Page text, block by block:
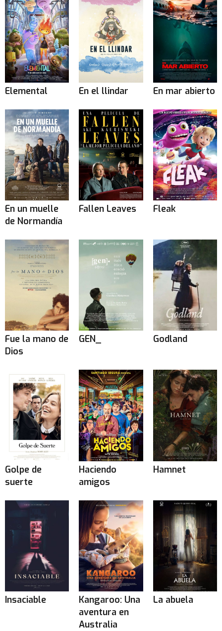
Elemental En el llindar En mar abierto
En un muelle
de Normandía
Fallen Leaves Fleak
Fue la mano de
Dios
GEN_ Godland
Golpe de
suerte
Haciendo
amigos
Hamnet
Insaciable
Kangaroo: Una
aventura en
Australia
La abuela